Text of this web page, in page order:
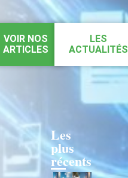
VOIR NOS
ARTICLES
LES
ACTUALITÉS
Les
plus
récents